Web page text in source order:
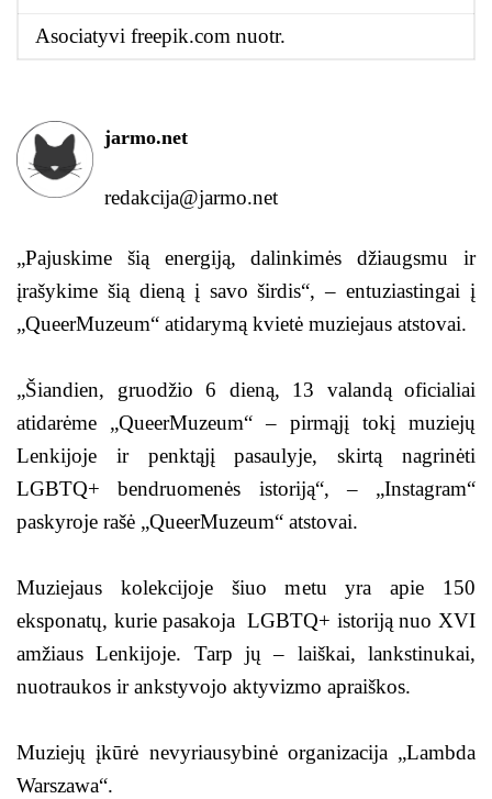
Asociatyvi freepik.com nuotr.
jarmo.net
redakcija@jarmo.net
„Pajuskime šią energiją, dalinkimės džiaugsmu ir
įrašykime šią dieną į savo širdis“, – entuziastingai į
„QueerMuzeum“ atidarymą kvietė muziejaus atstovai.
„Šiandien, gruodžio 6 dieną, 13 valandą oficialiai
atidarėme „QueerMuzeum“ – pirmąjį tokį muziejų
Lenkijoje ir penktąjį pasaulyje, skirtą nagrinėti
LGBTQ+ bendruomenės istoriją“, – „Instagram“
paskyroje rašė „QueerMuzeum“ atstovai.
Muziejaus kolekcijoje šiuo metu yra apie 150
eksponatų, kurie pasakoja LGBTQ+ istoriją nuo XVI
amžiaus Lenkijoje. Tarp jų – laiškai, lankstinukai,
nuotraukos ir ankstyvojo aktyvizmo apraiškos.
Muziejų įkūrė nevyriausybinė organizacija „Lambda
Warszawa“.